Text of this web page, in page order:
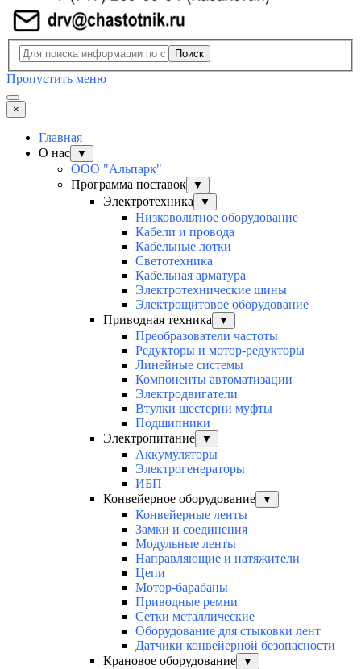
Поиск
Пропустить меню
×
Главная
О нас
▼
ООО "Альпарк"
Программа поставок
▼
Электротехника ▼
Низковольтное оборудование
Кабели и провода
Кабельные лотки
Светотехника
Кабельная арматура
Электротехнические шины
Электрощитовое оборудование
Приводная техника
▼
Преобразователи частоты
Редукторы и мотор-редукторы
Линейные системы
Компоненты автоматизации
Электродвигатели
Втулки шестерни муфты
Подшипники
Электропитание
▼
Аккумуляторы
Электрогенераторы
ИБП
Конвейерное оборудование
▼
Конвейерные ленты
Замки и соединения
Модульные ленты
Направляющие и натяжители
Цепи
Мотор-барабаны
Приводные ремни
Сетки металлические
Оборудование для стыковки лент
Датчики конвейерной безопасности
Крановое оборудование
▼